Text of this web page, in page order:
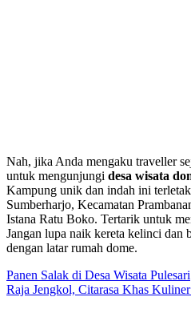
Nah, jika Anda mengaku traveller
untuk mengunjungi desa wisata
Kampung unik dan indah ini
Sumberharjo, Kecamatan
Istana Ratu Boko. Tertarik untuk
Jangan lupa naik kereta kelinci dan
dengan latar rumah dome.
Panen Salak di Desa Wisata Pulesari
Raja Jengkol, Citarasa Khas